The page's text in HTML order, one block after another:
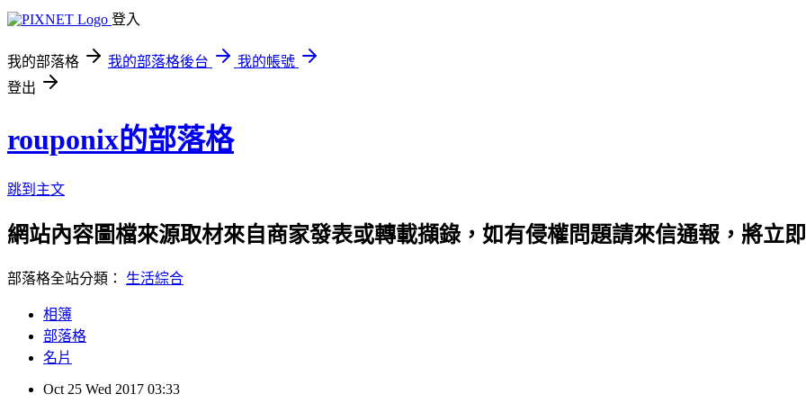
登入
我的部落格 我的部落格後台
我的帳號
登出
rouponix的部落格
跳到主文
網站內容圖檔來源取材來自商家發表或轉載擷錄，如有侵權問題請來信通報，將立
部落格全站分類： 生活綜合
相簿
部落格
名片
Oct 25 Wed 2017 03:33